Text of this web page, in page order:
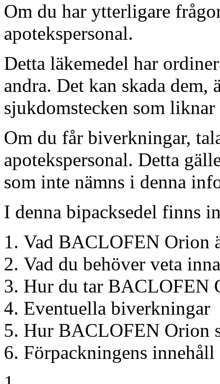
Om du har ytterligare
apotekspersonal.
Detta läkemedel har
andra. Det kan skada dem,
sjukdomstecken som
Om du får biverkningar,
apotekspersonal. Detta
som inte nämns i denna
I denna bipacksedel finns
Vad BACLOFEN Orion
Vad du behöver veta
Hur du tar BACLOFEN
Eventuella biverkningar
Hur BACLOFEN Orion
Förpackningens